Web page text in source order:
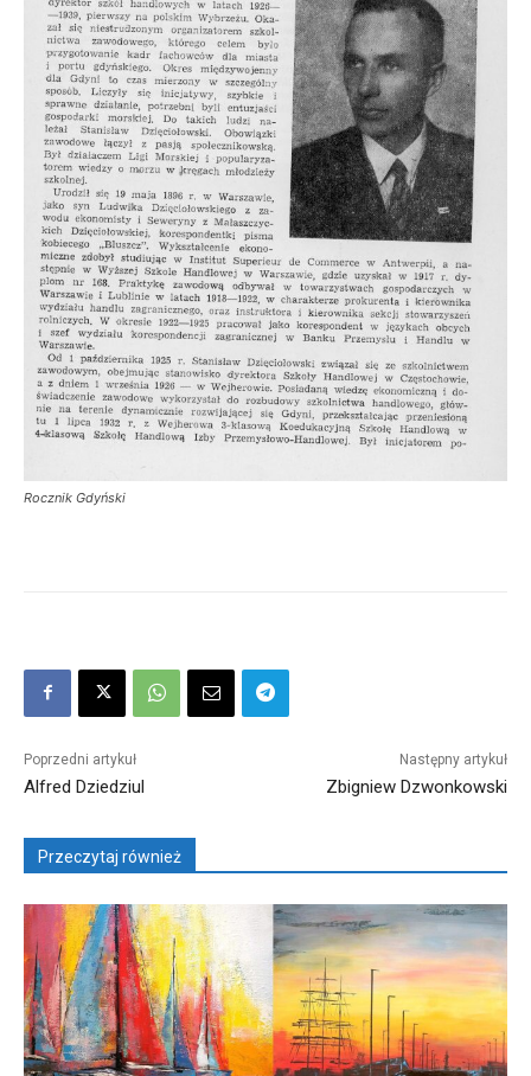
Rocznik Gdyński
Poprzedni artykuł
Alfred Dziedziul
Następny artykuł
Zbigniew Dzwonkowski
Przeczytaj również